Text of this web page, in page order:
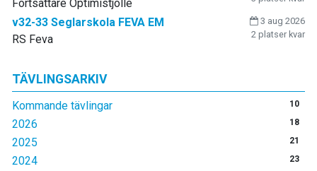
TÄVLINGSARKIV
Kommande tävlingar 10
2026 18
2025 21
2024 23
Fortsättare Optimistjolle
v32-33 Seglarskola FEVA EM
3 aug 2026
2 platser kvar
RS Feva